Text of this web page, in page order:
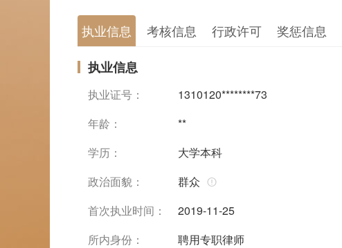
执业信息 考核信息 行政许可 奖惩信息
执业信息
执业证号： 1310120********73
年龄：
**
学历：
大学本科
政治面貌：
群众
首次执业时间：
2019-11-25
所内身份：
聘用专职律师